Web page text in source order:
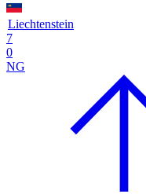
Liechtenstein
7
0
NG